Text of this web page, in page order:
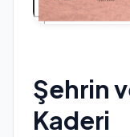
​Şehrin
Kaderi